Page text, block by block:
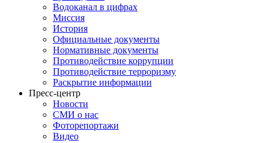
Водоканал в цифрах
Миссия
История
Официальные документы
Нормативные документы
Противодействие коррупции
Противодействие терроризму
Раскрытие информации
Пресс-центр
Новости
СМИ о нас
Фоторепортажи
Видео